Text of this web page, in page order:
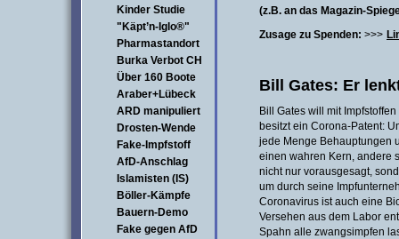
Kinder Studie
"Käpt’n-Iglo®"
Pharmastandort
Burka Verbot CH
Über 160 Boote
Araber+Lübeck
ARD manipuliert
Drosten-Wende
Fake-Impfstoff
AfD-Anschlag
Islamisten (IS)
Böller-Kämpfe
Bauern-Demo
Fake gegen AfD
(z.B. an das Magazin-
Zusage zu Spenden: >>>
Bill Gates: Er
Bill Gates will mit
besitzt ein Corona-Patent:
jede Menge Behauptungen
einen wahren Kern, andere
nicht nur vorausgesagt,
um durch seine
Coronavirus ist auch eine
Versehen aus dem Labor
Spahn alle zwangsimpfen